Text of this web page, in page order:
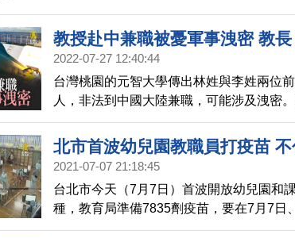
教授赴中兼職被憂軍事洩密 教
2022-07-27 12:40:44
台灣桃園的元智大學傳出林姓與李姓兩位
人，非法到中國大陸兼職，可能涉及洩密
召開2次調查小組會議，已去函對岸廈門
覆。
北市首波幼兒園教職員打疫苗
2021-07-07 21:18:45
台北市今天（7月7日）首波開放幼兒園和
種，教育局準備7835劑疫苗，要在7月7日
分別在幸安國小、萬芳高中和民生國小施